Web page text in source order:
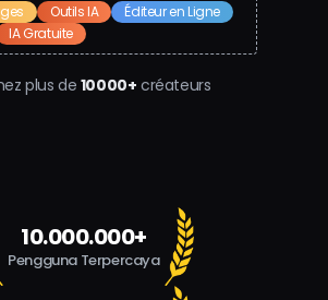
Outils IA
Éditeur en Ligne
IA Gratuite
plus de 10000+ créateurs
10.000.000+
Pengguna Terpercaya